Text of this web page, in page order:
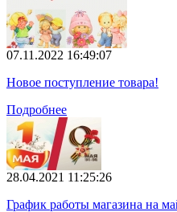
07.11.2022 16:49:07
Новое поступление товара!
Подробнее
28.04.2021 11:25:26
График работы магазина на